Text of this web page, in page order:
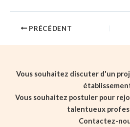
PRÉCÉDENT
Vous souhaitez discuter d'un
Vous souhaitez postuler pour
talentueux
Contactez-